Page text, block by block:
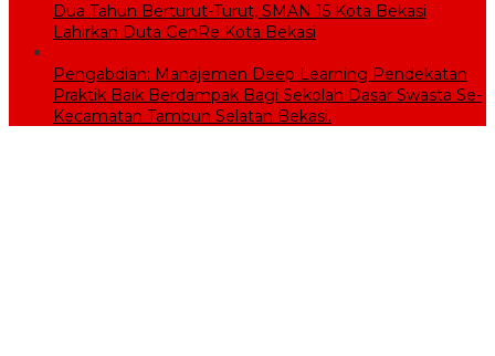
Dua Tahun Berturut-Turut, SMAN 15 Kota Bekasi
Lahirkan Duta GenRe Kota Bekasi
Pengabdian: Manajemen Deep Learning Pendekatan
Praktik Baik Berdampak Bagi Sekolah Dasar Swasta Se-
Kecamatan Tambun Selatan Bekasi.